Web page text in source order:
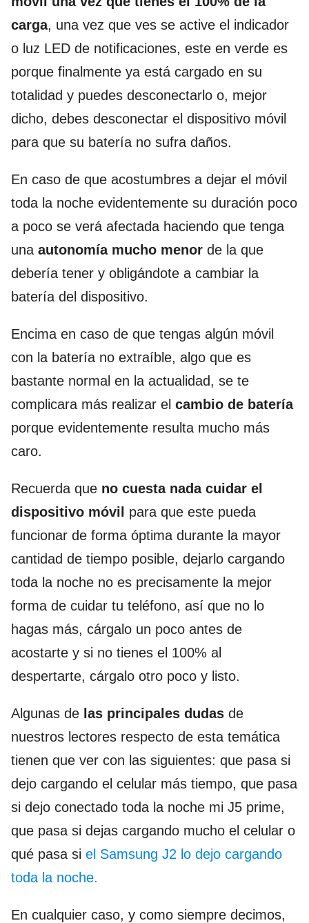
carga, una vez que ves se active el indicador
o luz LED de notificaciones, este en verde es
porque finalmente ya está cargado en su
totalidad y puedes desconectarlo o, mejor
dicho, debes desconectar el dispositivo móvil
para que su batería no sufra daños.
En caso de que acostumbres a dejar el móvil
toda la noche evidentemente su duración poco
a poco se verá afectada haciendo que tenga
una autonomía mucho menor de la que
debería tener y obligándote a cambiar la
batería del dispositivo.
Encima en caso de que tengas algún móvil
con la batería no extraíble, algo que es
bastante normal en la actualidad, se te
complicara más realizar el cambio de batería
porque evidentemente resulta mucho más
caro.
Recuerda que no cuesta nada cuidar el
dispositivo móvil
para que este pueda
funcionar de forma óptima durante la mayor
cantidad de tiempo posible, dejarlo cargando
toda la noche no es precisamente la mejor
forma de cuidar tu teléfono, así que no lo
hagas más, cárgalo un poco antes de
acostarte y si no tienes el 100% al
despertarte, cárgalo otro poco y listo.
Algunas de las principales dudas de
nuestros lectores respecto de esta temática
tienen que ver con las siguientes: que pasa si
dejo cargando el celular más tiempo, que pasa
si dejo conectado toda la noche mi J5 prime,
que pasa si dejas cargando mucho el celular o
qué pasa si el Samsung J2 lo dejo cargando
toda la noche.
En cualquier caso, y como siempre decimos,